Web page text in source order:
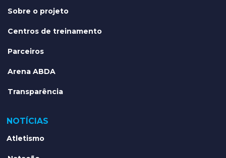
Sobre o projeto
Centros de treinamento
Parceiros
Arena ABDA
Transparência
NOTÍCIAS
Atletismo